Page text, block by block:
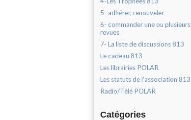
5- adhérer, renouveler
6- commander une ou plusieurs
revues
7- La liste de discussions 813
Le cadeau 813
Les librairies POLAR
Les statuts de l'association 813
Radio/Télé POLAR
Catégories